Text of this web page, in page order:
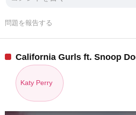
問題を報告する
California Gurls ft. Snoop
Katy Perry